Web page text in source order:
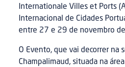
Internationale Villes et Ports
Internacional de Cidades
entre 27 e 29 de novembro
O Evento, que vai decorrer na
Champalimaud, situada na